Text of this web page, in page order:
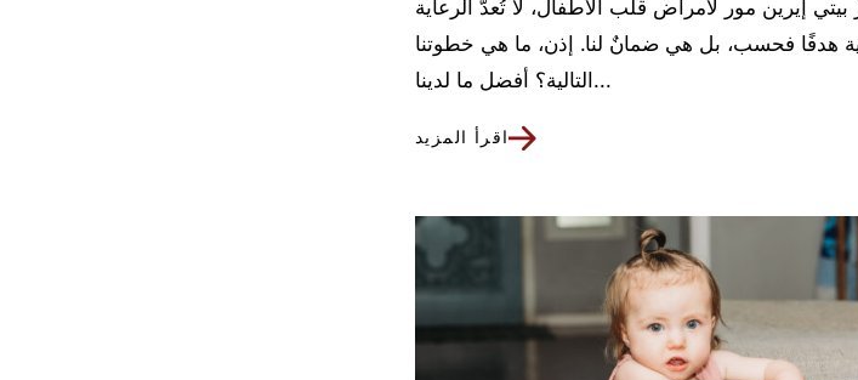
إيرين مور لأمراض قلب الأطفال، لا تُعدّ الرعاية
هدفًا فحسب، بل هي ضمانٌ لنا. إذن، ما هي خطوتنا
التالية؟ أفضل ما لدينا...
اقرأ المزيد